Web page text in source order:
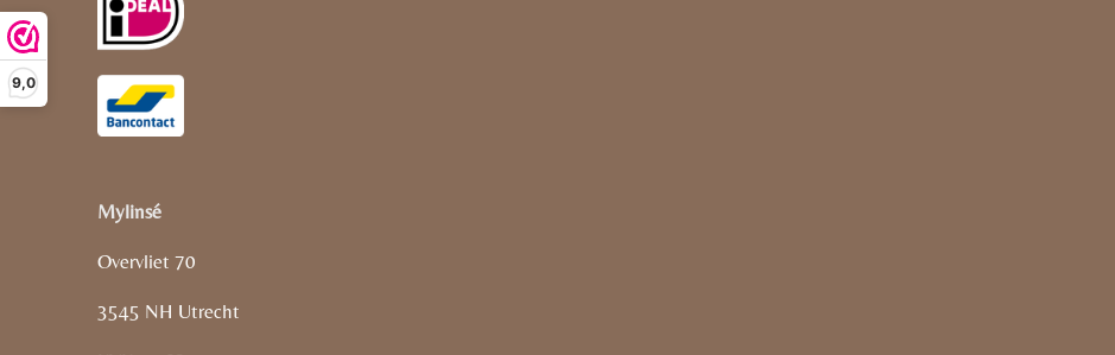
9,0
Mylinsé
Overvliet 70
3545 NH Utrecht